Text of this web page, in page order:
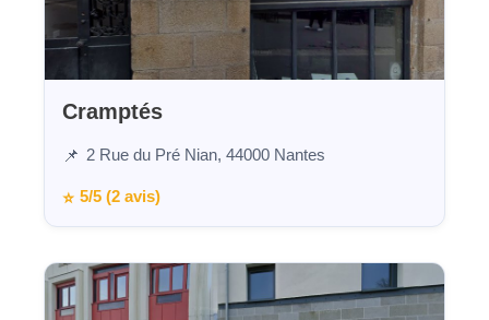
Cramptés
📌 2 Rue du Pré Nian, 44000 Nantes
⭐ 5/5 (2 avis)